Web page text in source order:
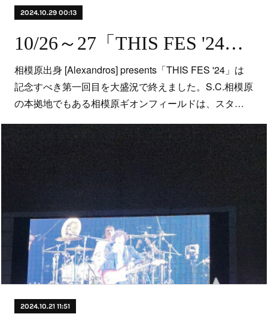
2024.10.29 00:13
10/26～27「THIS FES '24」（ 神奈川県相模原市 相模原ギオンフィールド）にてイヤーマフの無料貸出しを行いました！
相模原出身 [Alexandros] presents「THIS FES '24」は
記念すべき第一回目を大盛況で終えました。S.C.相模原
の本拠地でもある相模原ギオンフィールドは、スタ…
2024.10.21 11:51